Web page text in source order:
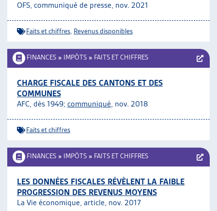
OFS, communiqué de presse, nov. 2021
Faits et chiffres Revenus disponibles
FINANCES » IMPÔTS » FAITS ET CHIFFRES
CHARGE FISCALE DES CANTONS ET DES
COMMUNES
AFC, dès 1949; communiqué, nov. 2018
Faits et chiffres
FINANCES » IMPÔTS » FAITS ET CHIFFRES
LES DONNÉES FISCALES RÉVÈLENT LA FAIBLE
PROGRESSION DES REVENUS MOYENS
La Vie économique, article, nov. 2017